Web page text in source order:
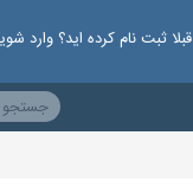
قبلا ثبت نام کرده اید؟ وارد